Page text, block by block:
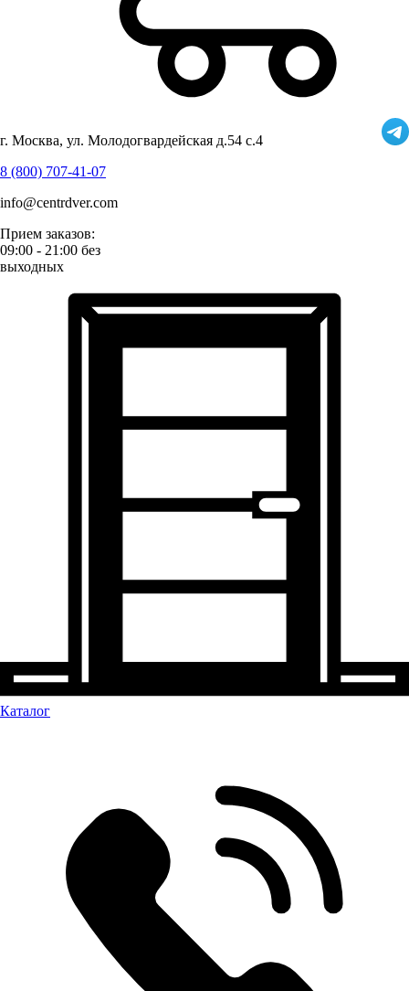
г. Москва, ул. Молодогвардейская д.54 с.4
8 (800) 707-41-07
info@centrdver.com
Прием заказов:
09:00 - 21:00 без
выходных
Каталог